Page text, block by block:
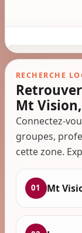
RECHERCHE
Mt
Connectez-
groupes,
cette zone.
01 Mt